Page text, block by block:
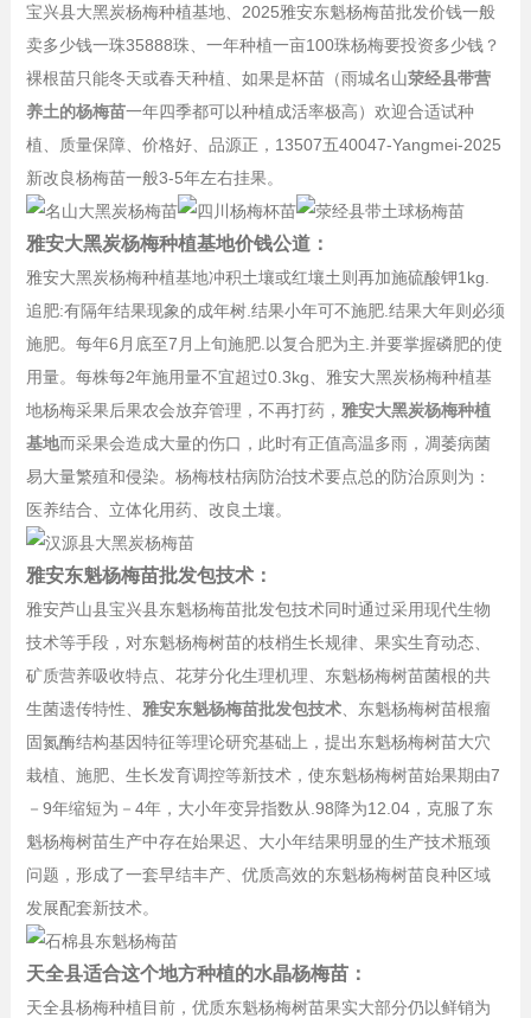
宝兴县大黑炭杨梅种植基地、2025雅安东魁杨梅苗批发价钱一般
卖多少钱一珠35888珠、一年种植一亩100珠杨梅要投资多少钱？
裸根苗只能冬天或春天种植、如果是杯苗（雨城名山荥经县带营
养土的杨梅苗一年四季都可以种植成活率极高）欢迎合适试种
植、质量保障、价格好、品源正，13507五40047-Yangmei-2025
新改良杨梅苗一般3-5年左右挂果。
雅安大黑炭杨梅种植基地价钱公道：
雅安大黑炭杨梅种植基地冲积土壤或红壤土则再加施硫酸钾1kg.
追肥:有隔年结果现象的成年树.结果小年可不施肥.结果大年则必须
施肥。每年6月底至7月上旬施肥.以复合肥为主.并要掌握磷肥的使
用量。每株每2年施用量不宜超过0.3kg、雅安大黑炭杨梅种植基
地杨梅采果后果农会放弃管理，不再打药， 雅安大黑炭杨梅种植
基地而采果会造成大量的伤口，此时有正值高温多雨，凋萎病菌
易大量繁殖和侵染。杨梅枝枯病防治技术要点总的防治原则为：
医养结合、立体化用药、改良土壤。
雅安东魁杨梅苗批发包技术：
雅安芦山县宝兴县东魁杨梅苗批发包技术同时通过采用现代生物
技术等手段，对东魁杨梅树苗的枝梢生长规律、果实生育动态、
矿质营养吸收特点、花芽分化生理机理、东魁杨梅树苗菌根的共
生菌遗传特性、 雅安东魁杨梅苗批发包技术、东魁杨梅树苗根瘤
固氮酶结构基因特征等理论研究基础上，提出东魁杨梅树苗大穴
栽植、施肥、生长发育调控等新技术，使东魁杨梅树苗始果期由7
－9年缩短为－4年，大小年变异指数从.98降为12.04，克服了东
魁杨梅树苗生产中存在始果迟、大小年结果明显的生产技术瓶颈
问题，形成了一套早结丰产、优质高效的东魁杨梅树苗良种区域
发展配套新技术。
天全县适合这个地方种植的水晶杨梅苗：
天全县杨梅种植目前，优质东魁杨梅树苗果实大部分仍以鲜销为